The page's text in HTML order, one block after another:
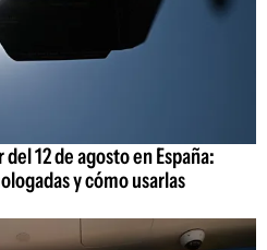
12 de agosto en España:
y cómo usarlas